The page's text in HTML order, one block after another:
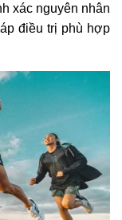
xác nguyên nhân
điều trị phù hợp